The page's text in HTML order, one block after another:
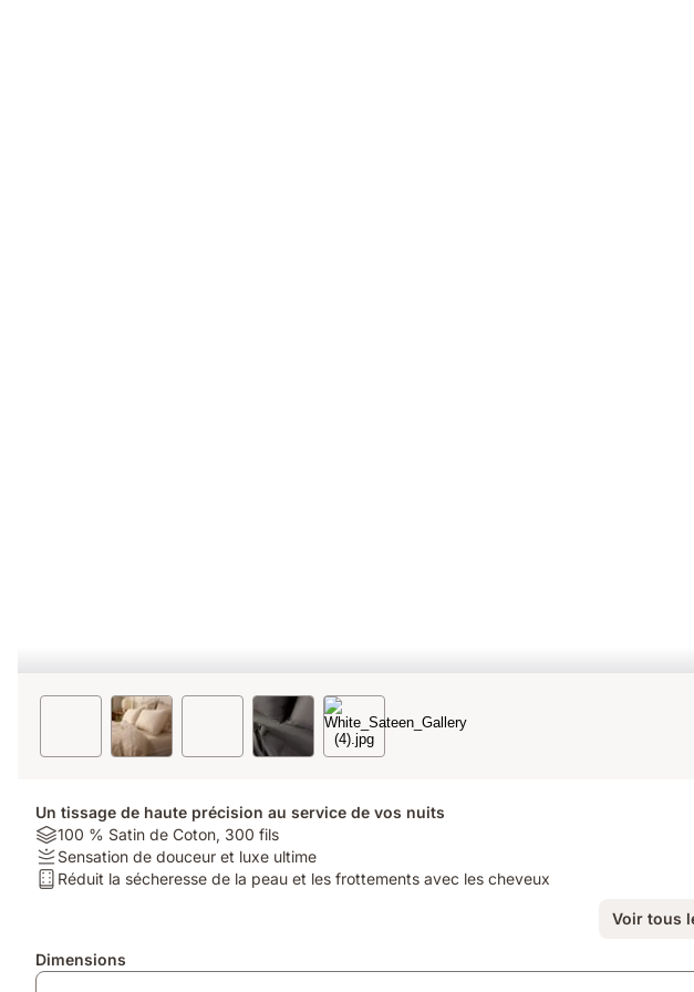
Un tissage de haute précision au service de vos nuits
Material:
100
%
300
100 % Satin de Coton, 300 fils
Firmness:
Sensation
luxe
Sensation de douceur et luxe ultime
Type
la
Réduit la sécheresse de la peau et les frottements avec les cheveux
Voir tous
Produits
supplémentaires
Dimensions